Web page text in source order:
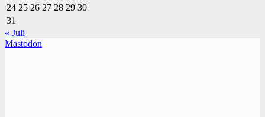
24 25 26 27 28 29 30
31
« Juli
Mastodon